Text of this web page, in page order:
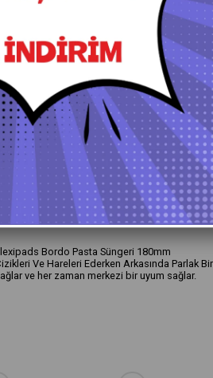
Fazla Keçeler ve Süngerler
Ürün Özellikleri Yorumlar(0)
Bordo Pasta Süngeri 180mm
Ve Hareleri Ederken Arkasında Parlak
ve her zaman merkezi bir uyum sağlar.